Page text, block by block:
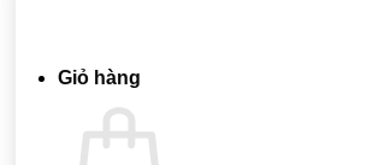
Giỏ hàng